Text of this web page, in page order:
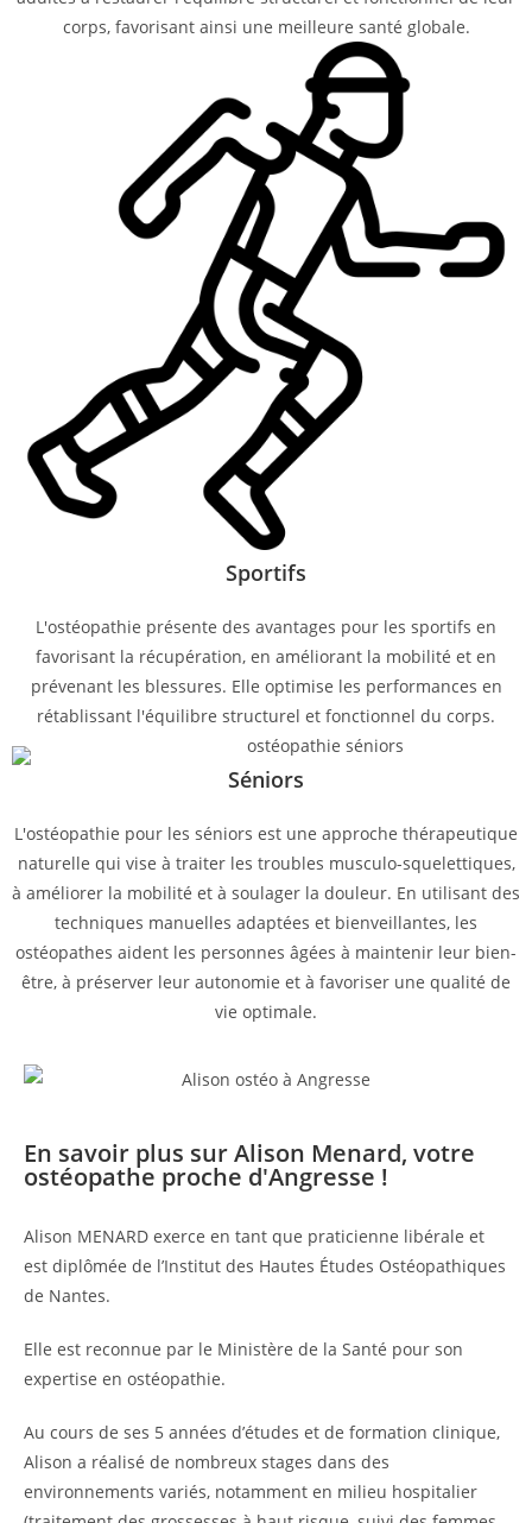
corps, favorisant ainsi une meilleure santé globale.
Sportifs
L'ostéopathie présente des avantages pour les sportifs en
favorisant la récupération, en améliorant la mobilité et en
prévenant les blessures. Elle optimise les performances en
rétablissant l'équilibre structurel et fonctionnel du corps.
Séniors
L'ostéopathie pour les séniors est une approche thérapeutique
naturelle qui vise à traiter les troubles musculo-squelettiques,
à améliorer la mobilité et à soulager la douleur. En utilisant des
techniques manuelles adaptées et bienveillantes, les
ostéopathes aident les personnes âgées à maintenir leur bien-
être, à préserver leur autonomie et à favoriser une qualité de
vie optimale.
En savoir plus sur Alison Menard, votre
ostéopathe proche d'Angresse !
Alison MENARD exerce en tant que praticienne libérale et
est diplômée de l’Institut des Hautes Études Ostéopathiques
de Nantes.
Elle est reconnue par le Ministère de la Santé pour son
expertise en ostéopathie.
Au cours de ses 5 années d’études et de formation clinique,
Alison a réalisé de nombreux stages dans des
environnements variés, notamment en milieu hospitalier